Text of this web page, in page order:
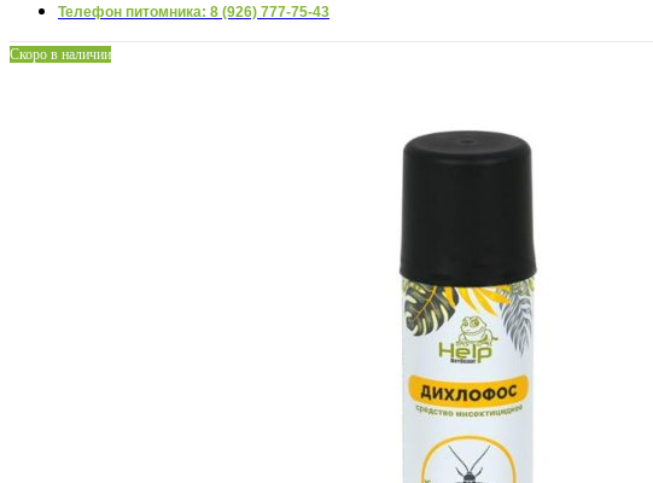
Телефон питомника: 8 (926) 777-75-43
Скоро в наличии